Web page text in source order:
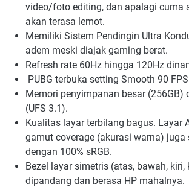
video/foto editing, dan apalagi cuma
akan terasa lemot.
Memiliki Sistem Pendingin Ultra
adem meski diajak gaming berat.
Refresh rate 60Hz hingga 120Hz
PUBG terbuka setting Smooth 90
Memori penyimpanan besar (256GB)
(UFS 3.1).
Kualitas layar terbilang bagus. Layar
gamut coverage (akurasi warna) juga
dengan 100% sRGB.
Bezel layar simetris (atas, bawah, kiri,
dipandang dan berasa HP mahalnya.